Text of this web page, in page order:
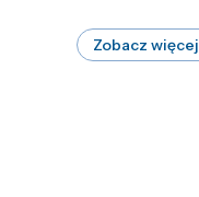
Zobacz więcej